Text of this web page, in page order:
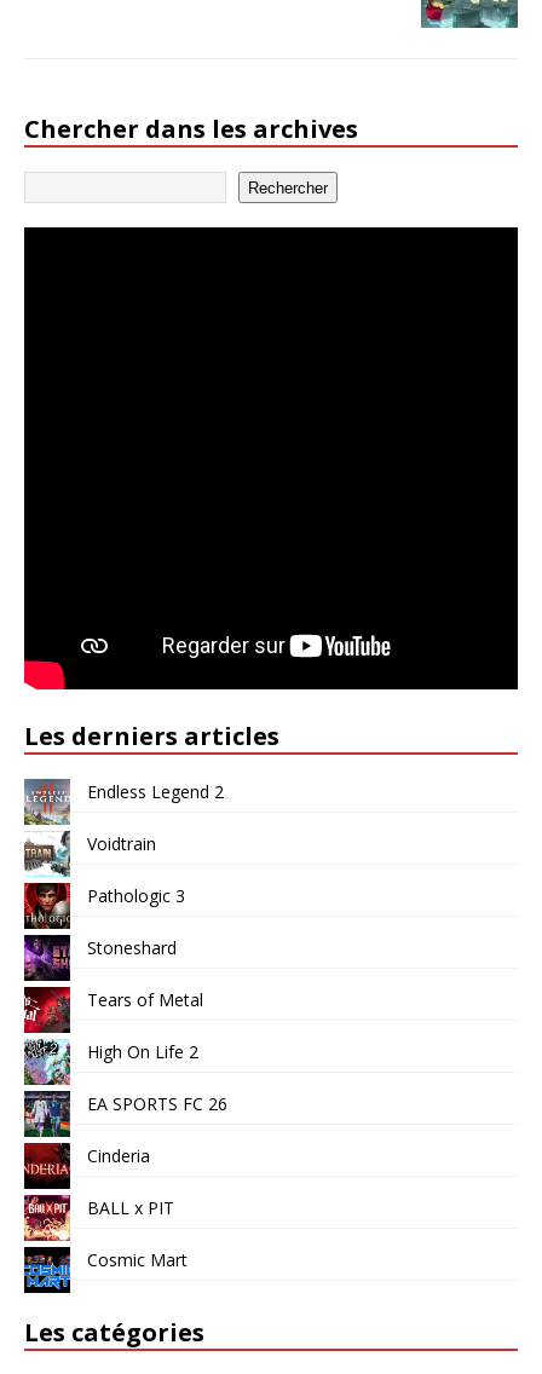
Chercher dans les archives
Rechercher
Les derniers articles
Endless Legend 2
Voidtrain
Pathologic 3
Stoneshard
Tears of Metal
High On Life 2
EA SPORTS FC 26
Cinderia
BALL x PIT
Cosmic Mart
Les catégories